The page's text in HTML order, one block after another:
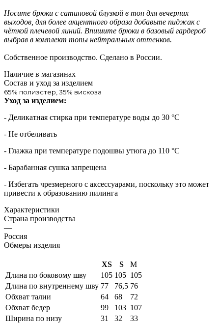
Носите брюки с сатиновой блузкой в тон для вечерних
выходов, для более акцентного образа добавьте пиджак с
чёткой плечевой линий. Впишите брюки в базовый гардероб
выбрав в комплект топы нейтральных оттенков.
Собственное производство. Сделано в России.
Наличие в магазинах
Состав и уход за изделием
65% полиэстер, 35% вискоза
Уход за изделием:
- Деликатная стирка при температуре воды до 30 °C
- Не отбеливать
- Глажка при температуре подошвы утюга до 110 °C
- Барабанная сушка запрещена
- Избегать чрезмерного c аксессуарами, поскольку это может
привести к образованию пилинга
Характеристики
Страна производства
—
Россия
Обмеры изделия
XS S
M
Длина по боковому шву
105 105 105
Длина по внутреннему шву 77 76,5 76
Обхват талии
64 68
72
Обхват бедер
99 103 107
Ширина по низу
31 32 33